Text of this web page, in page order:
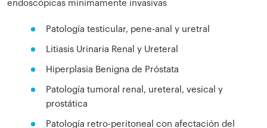
endoscópicas mínimamente invasivas
Patología testicular, pene-anal y uretral
Litiasis Urinaria Renal y Ureteral
Hiperplasia Benigna de Próstata
Patología tumoral renal, ureteral, vesical y
prostática
Patología retro-peritoneal con afectación del